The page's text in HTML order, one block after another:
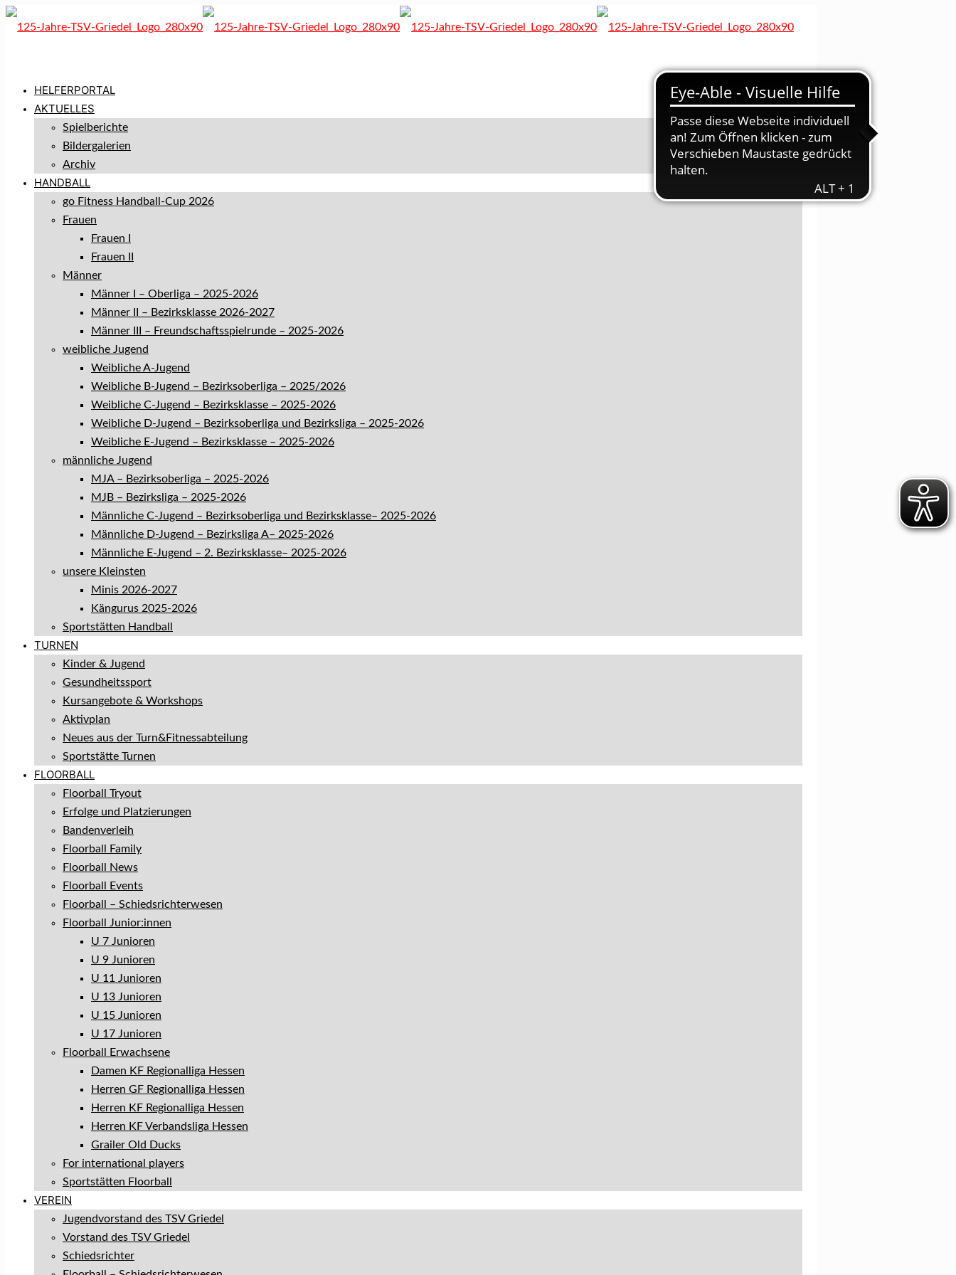
HELFERPORTAL
AKTUELLES
Spielberichte
Bildergalerien
Archiv
HANDBALL
go Fitness Handball-Cup 2026
Frauen
Frauen I
Frauen II
Männer
Männer I – Oberliga – 2025-2026
Männer II – Bezirksklasse 2026-2027
Männer III – Freundschaftsspielrunde – 2025-2026
weibliche Jugend
Weibliche A-Jugend
Weibliche B-Jugend – Bezirksoberliga – 2025/2026
Weibliche C-Jugend – Bezirksklasse – 2025-2026
Weibliche D-Jugend – Bezirksoberliga und Bezirksliga – 2025-2026
Weibliche E-Jugend – Bezirksklasse – 2025-2026
männliche Jugend
MJA – Bezirksoberliga – 2025-2026
MJB – Bezirksliga – 2025-2026
Männliche C-Jugend – Bezirksoberliga und Bezirksklasse– 2025-2026
Männliche D-Jugend – Bezirksliga A– 2025-2026
Männliche E-Jugend – 2. Bezirksklasse– 2025-2026
unsere Kleinsten
Minis 2026-2027
Kängurus 2025-2026
Sportstätten Handball
TURNEN
Kinder & Jugend
Gesundheitssport
Kursangebote & Workshops
Aktivplan
Neues aus der Turn&Fitnessabteilung
Sportstätte Turnen
FLOORBALL
Floorball Tryout
Erfolge und Platzierungen
Bandenverleih
Floorball Family
Floorball News
Floorball Events
Floorball – Schiedsrichterwesen
Floorball Junior:innen
U 7 Junioren
U 9 Junioren
U 11 Junioren
U 13 Junioren
U 15 Junioren
U 17 Junioren
Floorball Erwachsene
Damen KF Regionalliga Hessen
Herren GF Regionalliga Hessen
Herren KF Regionalliga Hessen
Herren KF Verbandsliga Hessen
Grailer Old Ducks
For international players
Sportstätten Floorball
VEREIN
Jugendvorstand des TSV Griedel
Vorstand des TSV Griedel
Schiedsrichter